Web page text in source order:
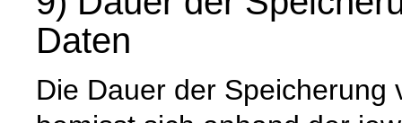
Daten
Die Dauer der